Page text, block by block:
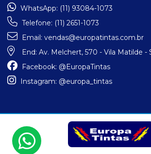
WhatsApp: (11) 93084-1073
Telefone: (11) 2651-1073
Email: vendas@europatintas.com.br
End: Av. Melchert, 570 - Vila Matilde -
Facebook: @EuropaTintas
Instagram: @europa_tintas
Eduardo Jose Fidalgo EPP | 04.557.284/
E-commerce integrado ao ERP Control